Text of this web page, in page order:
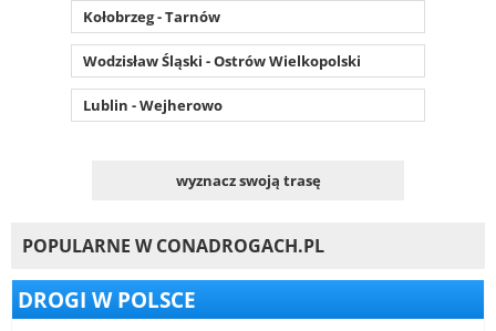
Kołobrzeg - Tarnów
Wodzisław Śląski - Ostrów Wielkopolski
Lublin - Wejherowo
wyznacz swoją trasę
POPULARNE W CONADROGACH.PL
DROGI W POLSCE